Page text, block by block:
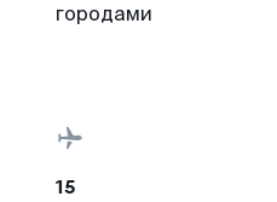
городами
15